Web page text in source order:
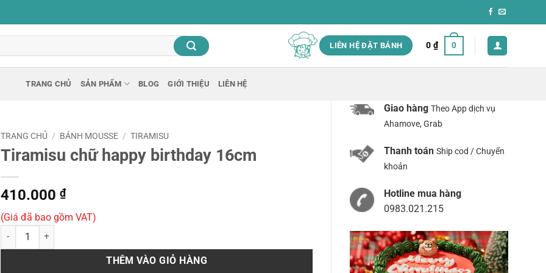
LIÊN HỆ ĐẶT BÁNH 0 ₫ 0
TRANG CHỦ SẢN PHẨM BLOG GIỚI THIỆU LIÊN HỆ
Giao hàng Theo App dịch vụ
Ahamove, Grab
Thanh toán Ship cod / Chuyển
khoản
Hotline mua hàng
0983.021.215
TRANG CHỦ / BÁNH MOUSSE / TIRAMISU
Tiramisu chữ happy birthday 16cm
410.000₫
(Giá đã bao gồm VAT)
Tiramisu chữ happy birthday 16cm số lượng
THÊM VÀO GIỎ HÀNG